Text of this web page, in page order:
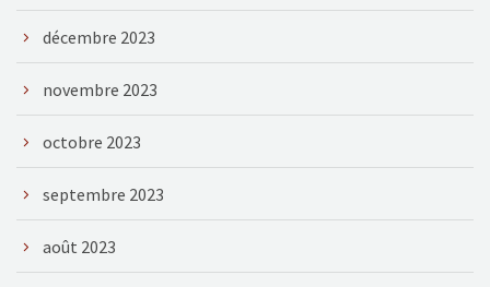
décembre 2023
novembre 2023
octobre 2023
septembre 2023
août 2023